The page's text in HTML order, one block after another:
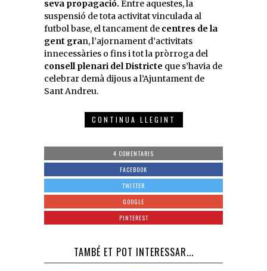
seva propagació. Entre aquestes, la
suspensió de tota activitat vinculada al
futbol base, el tancament de centres de la
gent gran, l’ajornament d’activitats
innecessàries o fins i tot la pròrroga del
consell plenari del Districte que s’havia de
celebrar demà dijous a l’Ajuntament de
Sant Andreu.
CONTINUA LLEGINT
4 COMENTARIS
FACEBOOK
TWITTER
GOOGLE
PINTEREST
TAMBÉ ET POT INTERESSAR...